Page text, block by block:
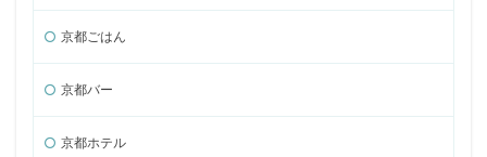
京都ごはん
京都バー
京都ホテル